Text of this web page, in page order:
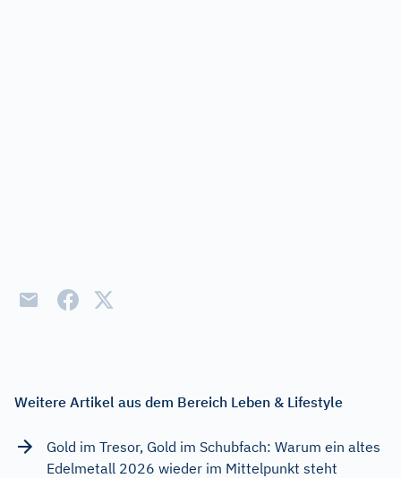
Weitere Artikel aus dem Bereich Leben & Lifestyle
Gold im Tresor, Gold im Schubfach: Warum ein altes
Edelmetall 2026 wieder im Mittelpunkt steht